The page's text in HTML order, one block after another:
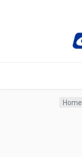
Home